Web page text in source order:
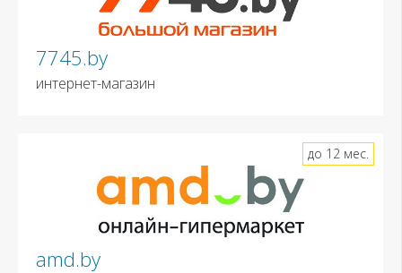
7745.by
интернет-магазин
amd.by
до 12 мес.